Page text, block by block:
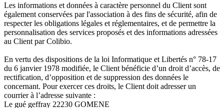
Les informations et données à caractère personnel du Client sont
également conservées par l'association à des fins de sécurité, afin de
respecter les obligations légales et réglementaires, et de permettre la
personnalisation des services proposés et des informations adressées
au Client par Colibio.
En vertu des dispositions de la loi Informatique et Libertés n° 78-17
du 6 janvier 1978 modifiée, le Client bénéficie d’un droit d’accès, de
rectification, d’opposition et de suppression des données le
concernant. Pour exercer ces droits, le Client doit adresser un
courrier à l’adresse suivante :
Le gué geffray 22230 GOMENE